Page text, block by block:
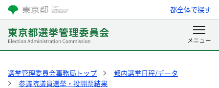
都全体で探す
選挙管理委員会事務局トップ
都内選挙日程/データ
参議院議員選挙・投開票結果